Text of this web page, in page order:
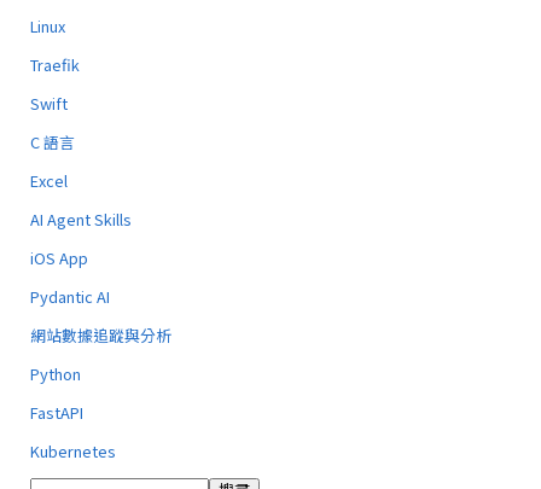
Linux
Traefik
Swift
C 語言
Excel
AI Agent Skills
iOS App
Pydantic AI
網站數據追蹤與分析
Python
FastAPI
Kubernetes